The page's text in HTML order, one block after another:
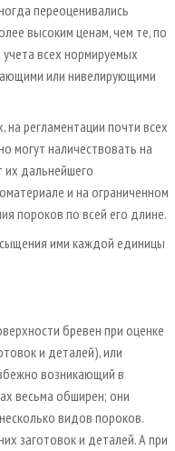
переоценивались
высоким ценам, чем те, по
всех нормируемых
или нивелирующими
регламентации почти всех
могут наличествовать на
их дальнейшего
и на ограниченном
пороков по всей его длине.
ими каждой единицы
бревен при оценке
и деталей), или
возникающий в
весьма обширен; они
видов пороков.
заготовок и деталей. А при